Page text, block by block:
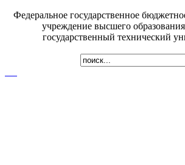
Федеральное государственное
учреждение высшего
государственный технический